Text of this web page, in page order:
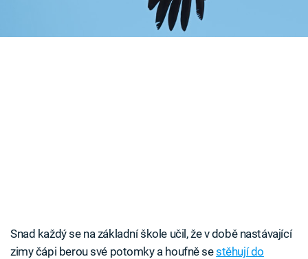
Snad každý se na základní škole učil, že v době nastávající
zimy čápi berou své potomky a houfně sestěhují do